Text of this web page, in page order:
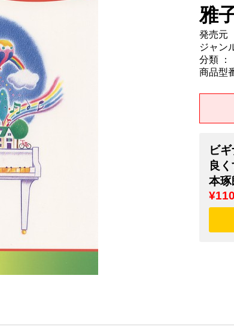
雅
発売元
ジャン
分類 ：
商品型
ビ
良
本